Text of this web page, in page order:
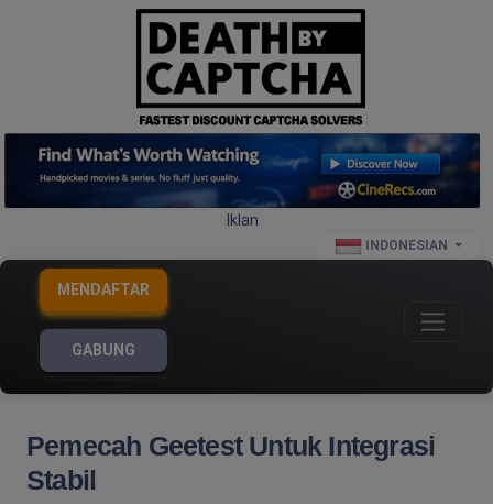
Iklan
INDONESIAN
MENDAFTAR
GABUNG
Pemecah Geetest Untuk Integrasi
Stabil